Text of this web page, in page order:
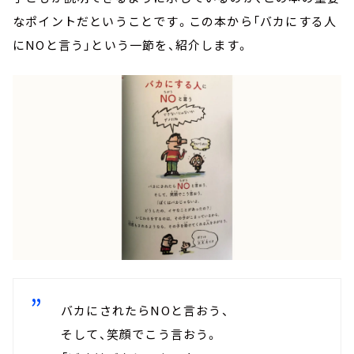
なポイントだということです。この本から「バカにする人
にNOと言う」という一節を、紹介します。
バカにされたらNOと言おう、
そして、笑顔でこう言おう。